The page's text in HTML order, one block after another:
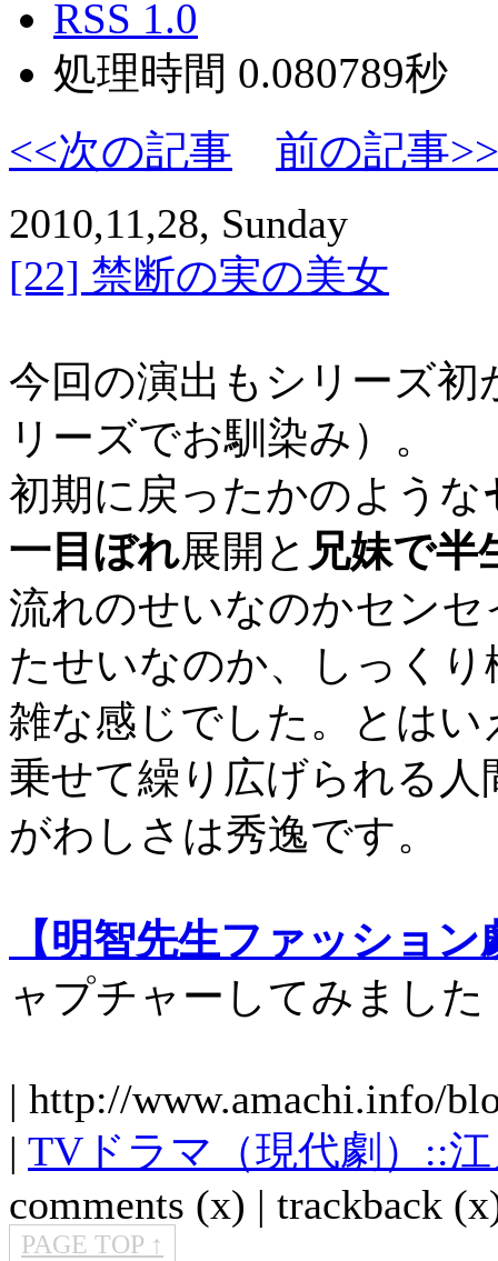
RSS 1.0
処理時間 0.080789秒
<<次の記事
前の記事>>
2010,11,28, Sunday
[22] 禁断の実の美女
今回の演出もシリーズ
リーズでお馴染み）。
初期に戻ったかのような
一目ぼれ展開と 兄妹で半
流れのせいなのかセン
たせいなのか、しっく
雑な感じでした。とは
乗せて繰り広げられる
がわしさは秀逸です。
【明智先生ファッション
ャプチャーしてみまし
| http://www.amachi.info/
| TVドラマ（現代劇）::
comments (x) | trackback
PAGE TOP ↑